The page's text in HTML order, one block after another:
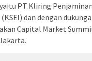
PT Kliring
dan dengan
Capital Market